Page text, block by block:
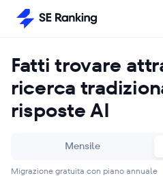
Fatti trovare
ricerca
risposte AI
Mensile
Migrazione gratuita con piano annuale